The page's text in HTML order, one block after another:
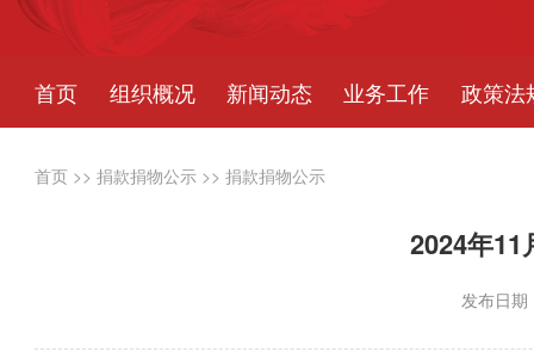
首页 组织概况 新闻动态 业务工作 政策法
首页 >>捐款捐物公示 >>捐款捐物公示
2024年11
发布日